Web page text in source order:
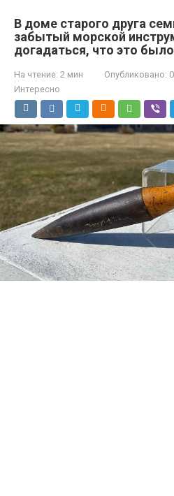
В доме старого друга
забытый морской
догадаться, что это
На чтение: 2 мин Опубликовано:
Интересно